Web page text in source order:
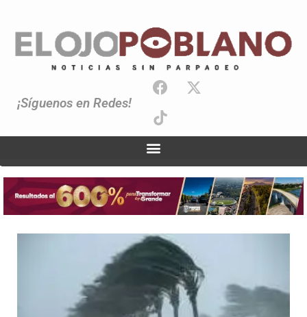
¡Síguenos en Redes!